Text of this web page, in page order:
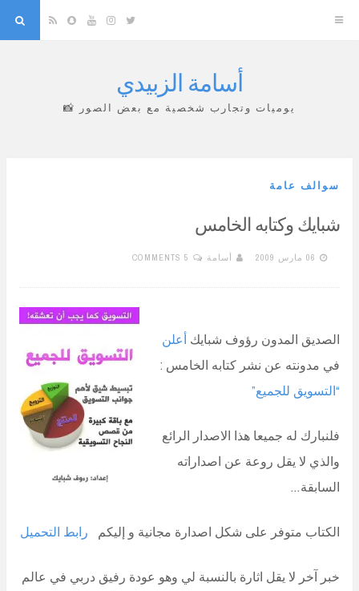
Twitter
Instagram
YouTube
Snapchat
RSS
أسامة الزبيدي
يوميات وتجارب شخصية مع بعض الصور 📸
سوالف عامة
شبايك وكتابه الخامس
06 مارس 2009 أسامة 5 COMMENTS
الصديق المدون رؤوف شبايك أعلن
في مدونته عن نشر كتابه الخامس :
“التسويق للجميع”
فلنبارك له جميعا هذا الاصدار الرائع
والذي لا يقل روعة عن اصداراته
السابقة…
الكتاب متوفر على شكل اصدارة مجانية و إليكم رابط التحميل
خبر آخر لا يقل اثارة بالنسبة لي وهو عودة رفيق دربي في عالم